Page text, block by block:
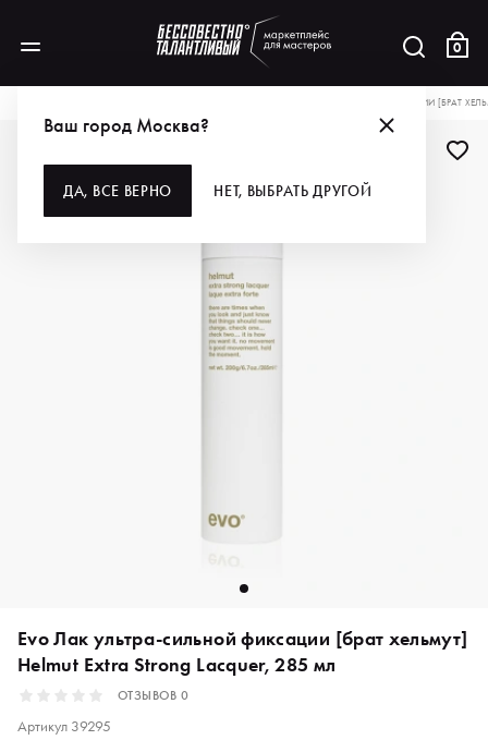
0
Ваш город Москва?
ДА, ВСЕ ВЕРНО НЕТ, ВЫБРАТЬ ДРУГОЙ
EVO ЛАК УЛЬТРА-СИЛЬНОЙ ФИКСАЦИИ [БРАТ
Evo Лак ультра-сильной фиксации [брат хельмут]
Helmut Extra Strong Lacquer, 285 мл
ОТЗЫВОВ 0
Артикул 39295